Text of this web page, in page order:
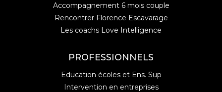
Accompagnement 6 mois couple
Rencontrer Florence Escavarage
Les coachs Love Intelligence
PROFESSIONNELS
Education écoles et Ens. Sup
Intervention en entreprises